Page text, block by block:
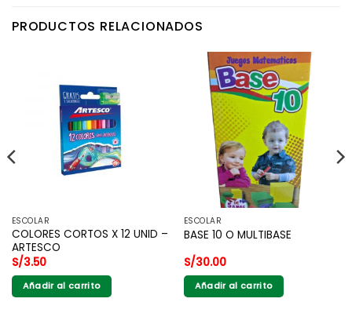
PRODUCTOS RELACIONADOS
ESCOLAR
COLORES CORTOS X 12 UNID –
ARTESCO
S/3.50
Añadir al carrito
ESCOLAR
BASE 10 O MULTIBASE
S/30.00
Añadir al carrito